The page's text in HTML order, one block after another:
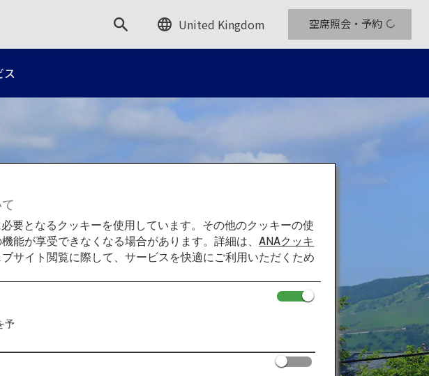
United Kingdom 空席照会・予約
ス
要となるクッキーを使用しています。その他のクッキーの使
能が享受できなくなる場合があります。詳細は、ANAクッキ
サイト閲覧に際して、サービスを快適にご利用いただくため
予